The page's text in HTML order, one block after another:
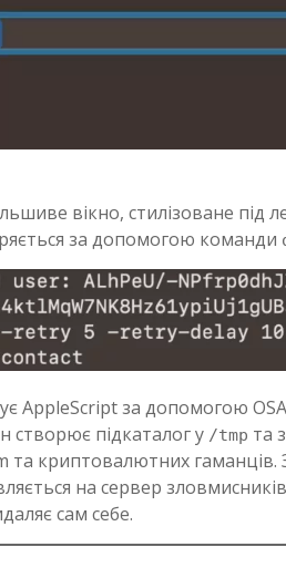
вікно, стилізоване під
за допомогою команди
AppleScript за допомогою
створює підкаталог у /tmp та
та криптовалютних гаманців.
на сервер
сам себе.